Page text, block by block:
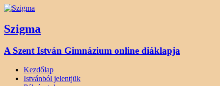
Szigma
A Szent István Gimnázium online diáklapja
Kezdőlap
Istvánból jelentjük